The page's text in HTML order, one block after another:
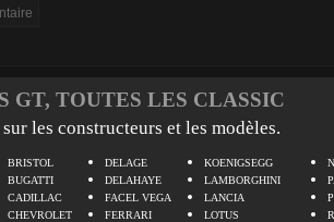
GT, TOUTES LES CLASSIC
les constructeurs et les modèles.
BRISTOL
BUGATTI
CADILLAC
CHEVROLET
DELAGE
DELAHAYE
FACEL VEGA
FERRARI
KOENIGSEGG
LAMBORGHINI
LANCIA
LOTUS